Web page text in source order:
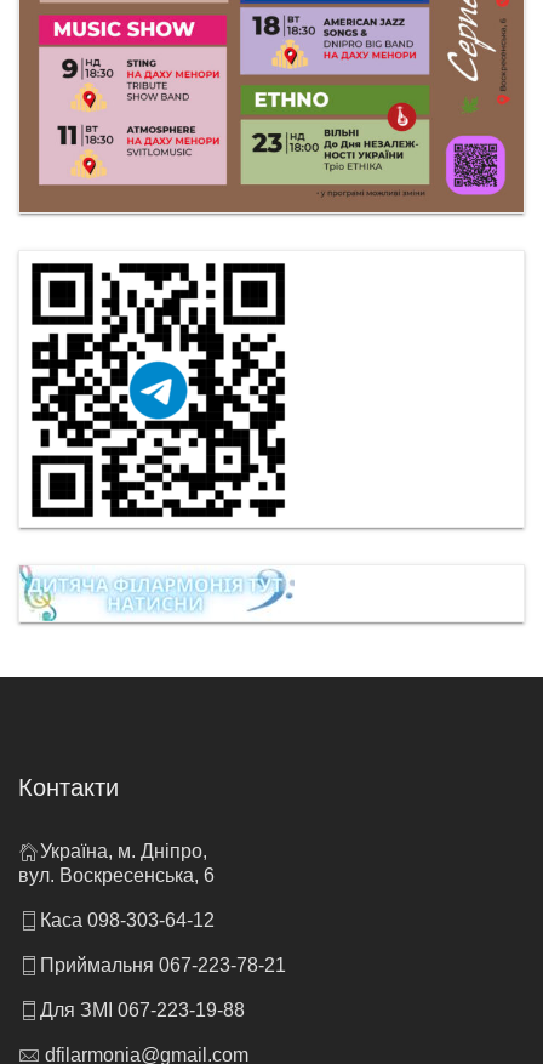
Контакти
Україна, м. Дніпро,
вул. Воскресенська, 6
Каса 098-303-64-12
Приймальня 067-223-78-21
Для ЗМІ 067-223-19-88
dfilarmonia@gmail.com